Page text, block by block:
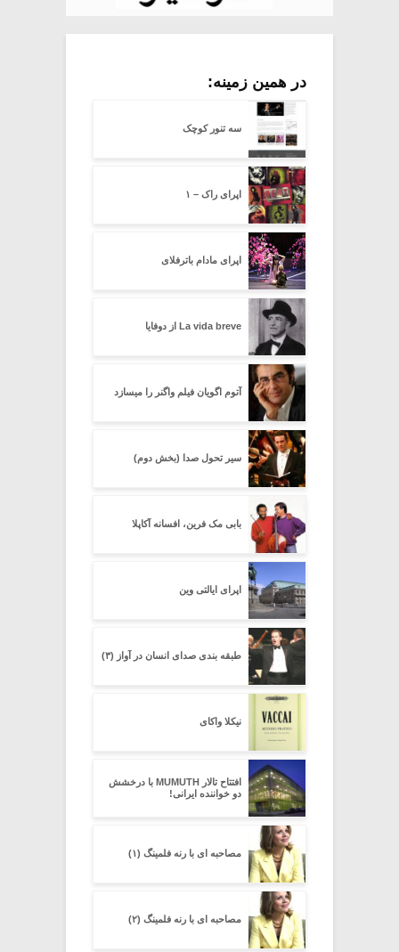
در همین زمینه:
سه تنور کوچک
اپرای راک – ۱
اپرای مادام باترفلای
La vida breve از دوفایا
آتوم اگویان فیلم واگنر را میسازد
سیر تحول صدا (بخش دوم)
بابی مک فرین، افسانه آکاپلا
اپرای ایالتی وین
طبقه بندی صدای انسان در آواز (۳)
نیکلا واکای
افتتاح تالار MUMUTH با درخشش
دو خواننده ایرانی!
مصاحبه ای با رنه فلمینگ (۱)
مصاحبه ای با رنه فلمینگ (۲)